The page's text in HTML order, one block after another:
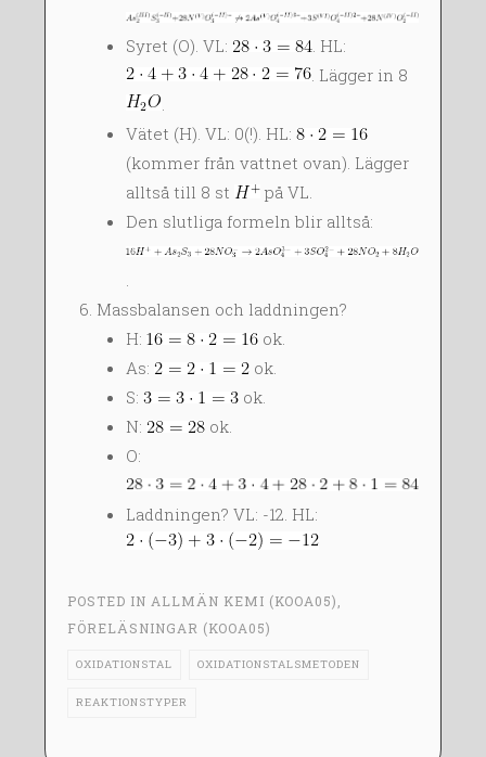
Syret (O). VL:
. HL:
. Lägger in 8
.
Vätet (H). VL: 0(!). HL:
(kommer från vattnet ovan). Lägger
alltså till 8 st
på VL.
Den slutliga formeln blir alltså:
.
Massbalansen och laddningen?
H:
ok.
As:
ok.
S:
ok.
N:
ok.
O:
Laddningen? VL: -12. HL:
POSTED IN ALLMÄN KEMI (KOOA05),
FÖRELÄSNINGAR (KOOA05)
OXIDATIONSTAL OXIDATIONSTALSMETODEN
REAKTIONSTYPER